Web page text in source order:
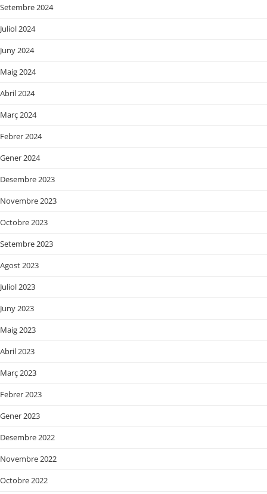
Setembre 2024
Juliol 2024
Juny 2024
Maig 2024
Abril 2024
Març 2024
Febrer 2024
Gener 2024
Desembre 2023
Novembre 2023
Octobre 2023
Setembre 2023
Agost 2023
Juliol 2023
Juny 2023
Maig 2023
Abril 2023
Març 2023
Febrer 2023
Gener 2023
Desembre 2022
Novembre 2022
Octobre 2022